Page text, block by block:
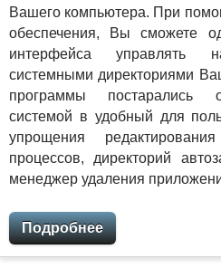
Вашего компьютера. При
обеспечения, Вы сможете
интерфейса управлять
системными директориями
программы постарались
системой в удобный для
упрощения
процессов, директорий
менеджер удаления
Подробнее